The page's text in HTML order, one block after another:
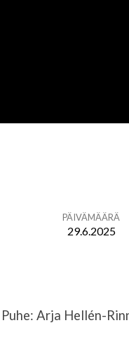
PÄIVÄMÄÄRÄ
29.6.2025
Puhe: Arja Hellén-